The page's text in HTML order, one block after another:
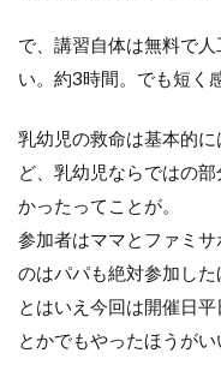
で、講習自体は無料で
い。約3時間。でも短く
乳幼児の救命は基本的
ど、乳幼児ならではの
かったってことが。
参加者はママとファミ
のはパパも絶対参加した
とはいえ今回は開催日
とかでもやったほうがい